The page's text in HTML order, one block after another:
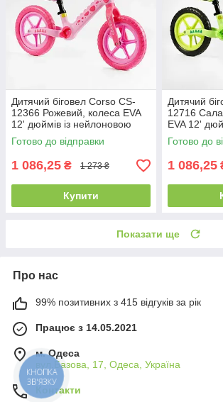
Дитячий біговел Corso CS-
12366 Рожевий, колеса EVA
12' дюймів із нейлоновою
рамою та вилкою, велобіг
Готово до відправки
1 086,25 ₴ 1 273 ₴
Купити
Дитячий
12716
EVA 12'
рамою та
Готово до
1 086,25
Показати ще
Про нас
99% позитивних з 415 відгуків за рік
Працює з 14.05.2021
м. Одеса
вул.Базова, 17, Одеса, Україна
Контакти
КНОПКА
ЗВ'ЯЗКУ